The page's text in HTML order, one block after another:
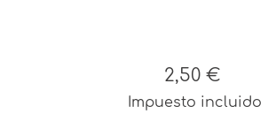
2,50 €Precio
Impuesto incluido